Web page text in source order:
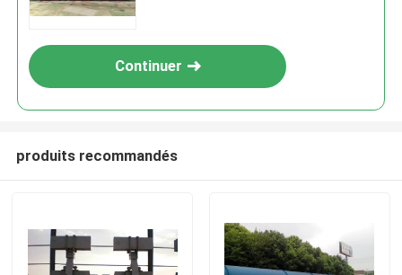
Continuer
produits recommandés